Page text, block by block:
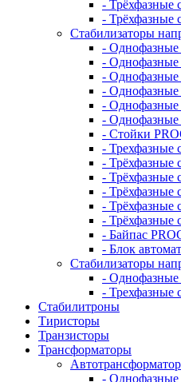
- Трёхфазные
- Трёхфазные
Стабилизаторы
- Однофазные
- Однофазные
- Однофазные
- Однофазные
- Однофазные
- Однофазные
- Стойки
- Трехфазные
- Трёхфазные
- Трёхфазные
- Трёхфазные
- Трёхфазные
- Трёхфазные
- Байпас
- Блок
Стабилизаторы
- Однофазные
- Трехфазные
Стабилитроны
Тиристоры
Транзисторы
Трансформаторы
- Однофазные